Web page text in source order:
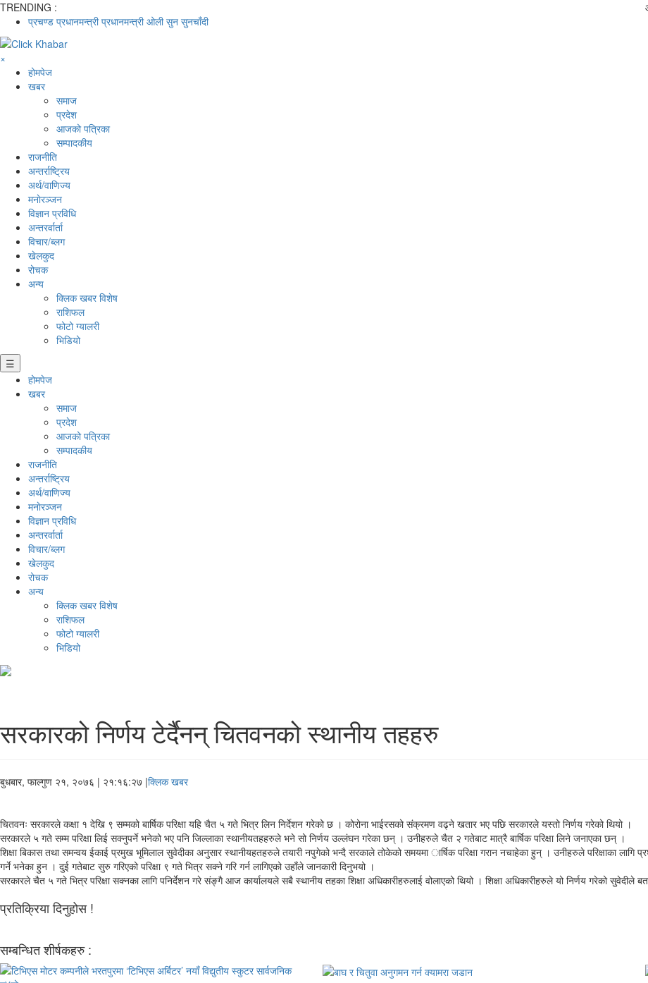
TRENDING :
प्रचण्ड प्रधानमन्त्री प्रधानमन्त्री ओली सुन सुनचाँदी
×
होमपेज
खबर
समाज
प्रदेश
आजको पत्रिका
सम्पादकीय
राजनीति
अन्तर्राष्ट्रिय
अर्थ/वाणिज्य
मनाेरञ्जन
विज्ञान प्रविधि
अन्तरर्वार्ता
विचार/ब्लग
खेलकुद
रोचक
अन्य
क्लिक खबर विशेष
राशिफल
फोटो ग्यालरी
भिडियो
☰
होमपेज
खबर
समाज
प्रदेश
आजको पत्रिका
सम्पादकीय
राजनीति
अन्तर्राष्ट्रिय
अर्थ/वाणिज्य
मनाेरञ्जन
विज्ञान प्रविधि
अन्तरर्वार्ता
विचार/ब्लग
खेलकुद
रोचक
अन्य
क्लिक खबर विशेष
राशिफल
फोटो ग्यालरी
भिडियो
सरकारको निर्णय टेर्दैनन् चितवनको स्थानीय तहहरु
बुधबार, फाल्गुण २१, २०७६ | २१:१६:२७ |क्लिक खबर
चितवनः सरकारले कक्षा १ देखि ९ सम्मको बार्षिक परिक्षा यहि चैत ५ गते भित्र लिन निर्देशन गरेको छ । कोरोना भाईरसको संक्रमण वढ्ने खतार भए पछि सरकारले यस्तो निर्णय गरेको थियो ।
सरकारले ५ गते सम्म परिक्षा लिई सक्नुपर्ने भनेको भए पनि जिल्लाका स्थानीयतहहरुले भने सो निर्णय उल्लंघन गरेका छन् । उनीहरुले चैत २ गतेबाट मात्रै बार्षिक परिक्षा लिने जनाएका छन् ।
शिक्षा बिकास तथा समन्वय ईकाई प्रमुख भूमिलाल सुवेदीका अनुसार स्थानीयहतहरुले तयारी नपुगेको भन्दै सरकाले तोकेको समयमा ार्षिक परिक्षा गरान नचाहेका हुन् । उनीहरुले परिक्षाका लागि
गर्ने भनेका हुन । दुई गतेबाट सुरु गरिएको परिक्षा ९ गते भित्र सक्ने गरि गर्न लागिएको उहाँले जानकारी दिनुभयो ।
सरकारले चैत ५ गते भित्र परिक्षा सक्नका लागि पनिर्देशन गरे संङ्गै आज कार्यालयले सबै स्थानीय तहका शिक्षा अधिकारीहरुलाई वोलाएको थियो । शिक्षा अधिकारीहरुले यो निर्णय गरेको सुवेदीले
प्रतिक्रिया दिनुहोस !
सम्बन्धित शीर्षकहरु :